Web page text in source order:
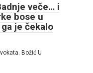
veče… i
bose u
je čekalo
Božić U